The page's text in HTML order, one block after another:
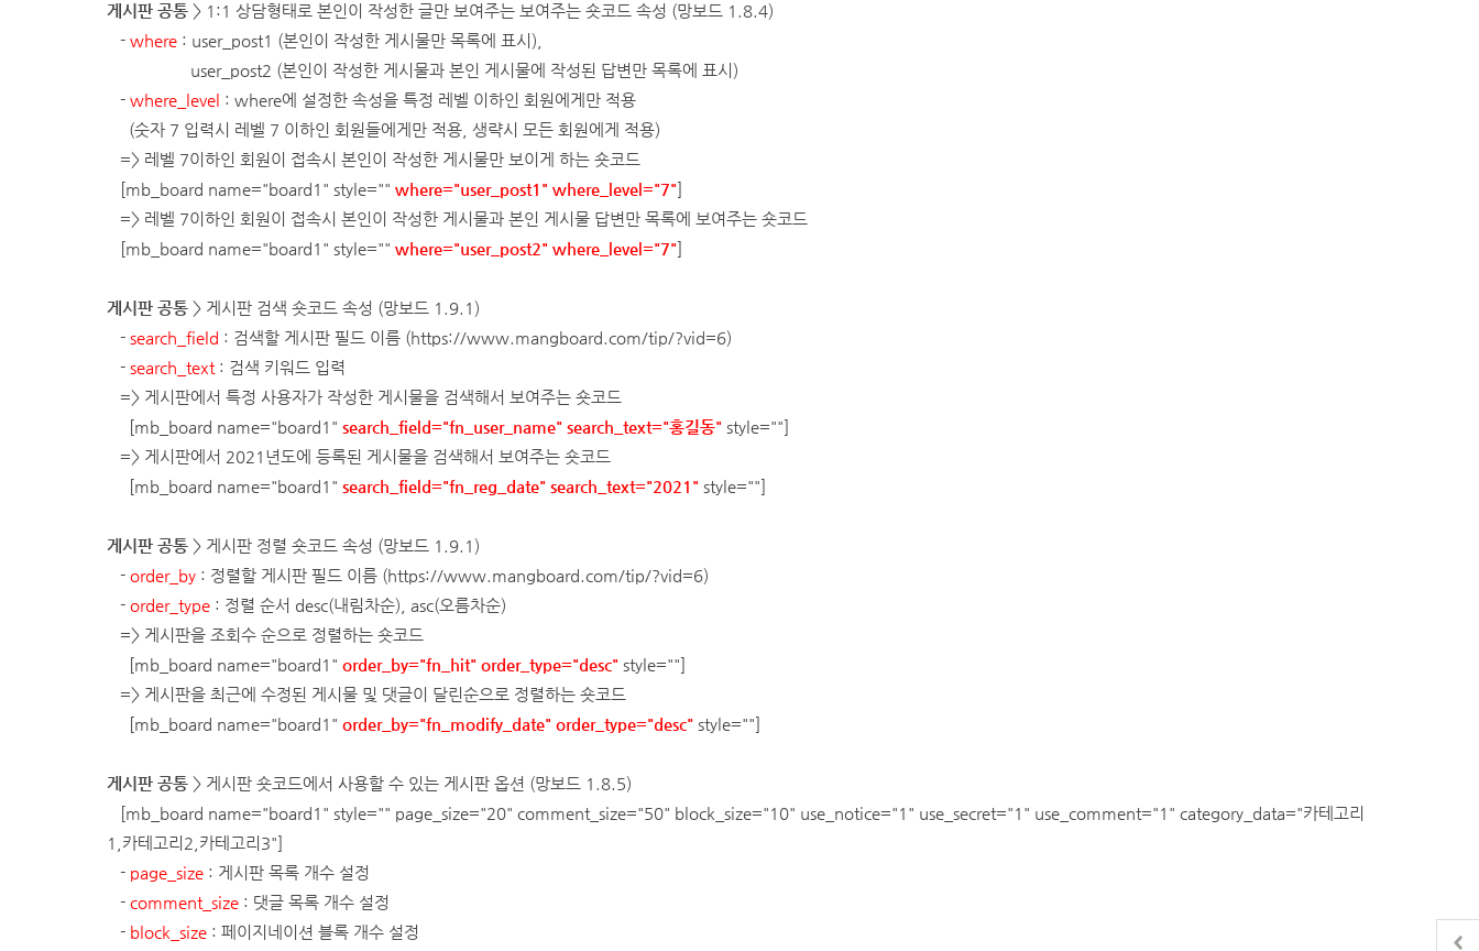
게시판 공통 > 1:1 상담형태로 본인이 작성한 글만 보여주는 보여주는 숏코드 속성 (망보드 1.8.4)
- where : user_post1 (본인이 작성한 게시물만 목록에 표시),
user_post2 (본인이 작성한 게시물과 본인 게시물에 작성된 답변만 목록에 표시)
- where_level : where에 설정한 속성을 특정 레벨 이하인 회원에게만 적용
(숫자 7 입력시 레벨 7 이하인 회원들에게만 적용, 생략시 모든 회원에게 적용)
=> 레벨 7이하인 회원이 접속시 본인이 작성한 게시물만 보이게 하는 숏코드
[mb_board name="board1" style="" where="user_post1" where_level="7"]
=> 레벨 7이하인 회원이 접속시 본인이 작성한 게시물과 본인 게시물 답변만 목록에 보여주는 숏코드
[mb_board name="board1" style="" where="user_post2" where_level="7"]
게시판 공통 > 게시판 검색 숏코드 속성 (망보드 1.9.1)
- search_field : 검색할 게시판 필드 이름 (https://www.mangboard.com/tip/?vid=6)
- search_text : 검색 키워드 입력
=> 게시판에서 특정 사용자가 작성한 게시물을 검색해서 보여주는 숏코드
[mb_board name="board1" search_field="fn_user_name" search_text="홍길동" style=""]
=> 게시판에서 2021년도에 등록된 게시물을 검색해서 보여주는 숏코드
[mb_board name="board1" search_field="fn_reg_date" search_text="2021" style=""]
게시판 공통 > 게시판 정렬 숏코드 속성 (망보드 1.9.1)
- order_by : 정렬할 게시판 필드 이름 (https://www.mangboard.com/tip/?vid=6)
- order_type : 정렬 순서 desc(내림차순), asc(오름차순)
=> 게시판을 조회수 순으로 정렬하는 숏코드
[mb_board name="board1" order_by="fn_hit" order_type="desc" style=""]
=> 게시판을 최근에 수정된 게시물 및 댓글이 달린순으로 정렬하는 숏코드
[mb_board name="board1" order_by="fn_modify_date" order_type="desc" style=""]
게시판 공통 > 게시판 숏코드에서 사용할 수 있는 게시판 옵션 (망보드 1.8.5)
[mb_board name="board1" style="" page_size="20" comment_size="50" block_size="10" use_notice="1" use_secret="1" use_comment="1" category_data="카테고리
1,카테고리2,카테고리3"]
- page_size : 게시판 목록 개수 설정
- comment_size : 댓글 목록 개수 설정
- block_size : 페이지네이션 블록 개수 설정